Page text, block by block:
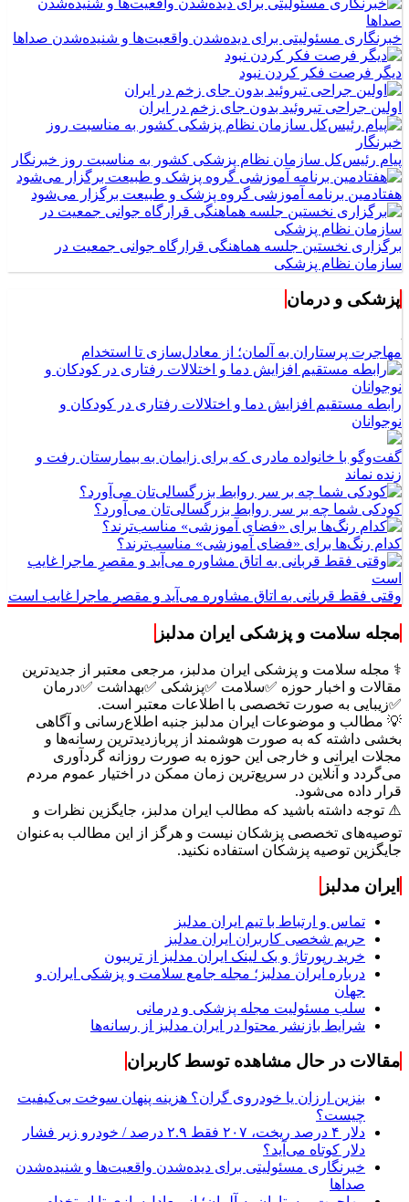
خبرنگاری مسئولیتی برای دیده‌شدن واقعیت‌ها و شنیده‌شدن صداها
دیگر فرصت فکر کردن نبود
اولین جراحی تیروئید بدون جای زخم در ایران
پیام رئیس‌کل سازمان نظام پزشکی کشور به مناسبت روز خبرنگار
هفتادمین برنامه آموزشی گروه پزشک و طبیعت برگزار می‌شود
برگزاری نخستین جلسه هماهنگی قرارگاه جوانی جمعیت در
سازمان نظام پزشکی
پزشکی و درمان
مهاجرت پرستاران به آلمان؛ از معادل‌سازی تا استخدام
رابطه مستقیم افزایش دما و اختلالات رفتاری در کودکان و
نوجوانان
گفت‌وگو با خانواده مادری که برای زایمان به بیمارستان رفت و
زنده نماند
کودکی شما چه بر سر روابط بزرگسالی‌تان می‌آورد؟
کدام رنگ‌ها برای «فضای آموزشی» مناسب‌ترند؟
وقتی فقط قربانی به اتاق مشاوره می‌آید و مقصرِ ماجرا غایب است
مجله سلامت و پزشکی ایران مدلبز
⚕️ مجله سلامت و پزشکی ایران مدلبز، مرجعی معتبر از جدیدترین
مقالات و اخبار حوزه ✅سلامت ✅پزشکی ✅بهداشت ✅درمان
✅زیبایی به صورت تخصصی با اطلاعات معتبر است.
💡 مطالب و موضوعات ایران مدلبز جنبه اطلاع‌رسانی و آگاهی
بخشی داشته که به صورت هوشمند از پربازدیدترین رسانه‌ها و
مجلات ایرانی و خارجی این حوزه به صورت روزانه گردآوری
می‌گردد و آنلاین در سریع‌ترین زمان ممکن در اختیار عموم مردم
قرار داده می‌شود.
⚠️ توجه داشته باشید که مطالب ایران مدلبز، جایگزین نظرات و
توصیه‌های تخصصی پزشکان نیست و هرگز از این مطالب به‌عنوان
جایگزین توصیه پزشکان استفاده نکنید.
ایران مدلبز
تماس و ارتباط با تیم ایران مدلبز
حریم شخصی کاربران ایران مدلبز
خرید رپورتاژ و بک لینک ایران مدلبز از تریبون
درباره ایران مدلبز؛ مجله جامع سلامت و پزشکی ایران و
جهان
سلب مسئولیت مجله پزشکی و درمانی
شرایط بازنشر محتوا در ایران مدلبز از رسانه‌ها
مقالات در حال مشاهده توسط کاربران
بنزین ارزان یا خودروی گران؟ هزینه پنهان سوخت بی‌کیفیت
چیست؟
دلار ۴ درصد ریخت، ۲۰۷ فقط ۲.۹ درصد / خودرو زیر فشار
دلار کوتاه می‌آید؟
خبرنگاری مسئولیتی برای دیده‌شدن واقعیت‌ها و شنیده‌شدن
صداها